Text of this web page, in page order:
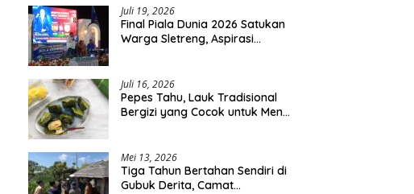
Juli 19, 2026
Final Piala Dunia 2026 Satukan
Warga Sletreng, Aspirasi
Juli 16, 2026
Pepes Tahu, Lauk Tradisional
Bergizi yang Cocok untuk Menu
Mei 13, 2026
Tiga Tahun Bertahan Sendiri di
Gubuk Derita, Camat